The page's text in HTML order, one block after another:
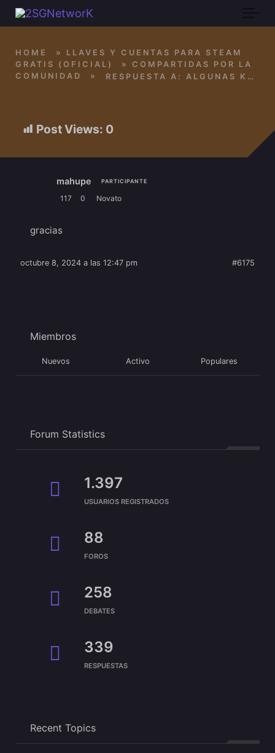
Skip to main content
Post Views: 0
HOME »
LLAVES Y CUENTAS PARA STEAM
GRATIS (OFICIAL)
»
COMPARTIDAS POR LA
COMUNIDAD
» RESPUESTA A: ALGUNAS KEYS OFFTOPIC PARA GOG QUE REGALAN EN PRIME GAMING
mahupe PARTICIPANTE
117 0 Novato
gracias
octubre 8, 2024 a las 12:47 pm #6175
Miembros
Nuevos Activo Populares
Forum Statistics
1.397
USUARIOS REGISTRADOS
88
FOROS
258
DEBATES
339
RESPUESTAS
Recent Topics